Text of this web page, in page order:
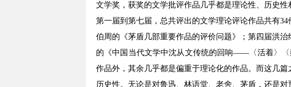
文学奖，获奖的文学批评作品几乎都是理论性、历史
第一届到第七届，总共评出的文学理论评论作品共有
伯周的《茅盾几部重要作品的评价问题》；第四届洪
的《中国当代文学中沈从文传统的回响——〈活着〉
作品外，其余几乎都是偏重于理论化的作品。而这几
历史性。无论是对鲁迅、林语堂、老舍、茅盾，还是